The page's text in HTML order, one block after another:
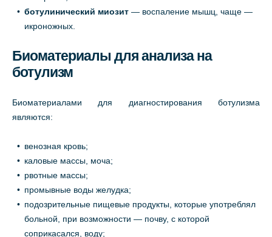
ботулинический миозит — воспаление мышц, чаще —
икроножных.
Биоматериалы для анализа на
ботулизм
Биоматериалами для диагностирования ботулизма
являются:
венозная кровь;
каловые массы, моча;
рвотные массы;
промывные воды желудка;
подозрительные пищевые продукты, которые употреблял
больной, при возможности — почву, с которой
соприкасался, воду;